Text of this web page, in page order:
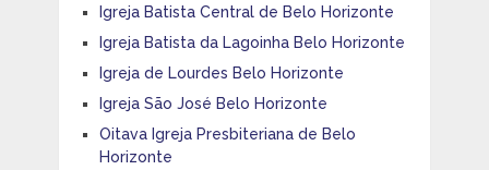
Igreja Batista Central de Belo Horizonte
Igreja Batista da Lagoinha Belo Horizonte
Igreja de Lourdes Belo Horizonte
Igreja São José Belo Horizonte
Oitava Igreja Presbiteriana de Belo
Horizonte